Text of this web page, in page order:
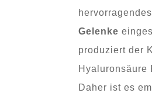
hervorragendes
Gelenke
produziert der
Hyaluronsäure
Daher ist es